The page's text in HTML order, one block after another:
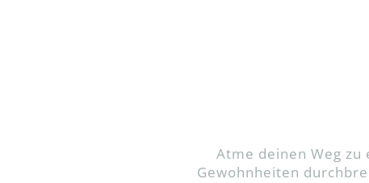
Atme deinen Weg zu
Gewohnheiten